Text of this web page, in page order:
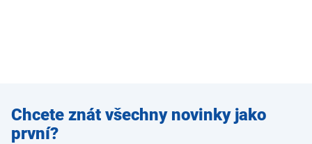
Zadejte
e-mail
Chcete znát všechny novinky jako
první?